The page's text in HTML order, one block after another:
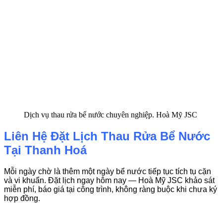
Dịch vụ thau rửa bể nước chuyên nghiệp. Hoà Mỹ JSC
Liên Hệ Đặt Lịch Thau Rửa Bể Nước
Tại Thanh Hoá
Mỗi ngày chờ là thêm một ngày bể nước tiếp tục tích tụ cặn
và vi khuẩn. Đặt lịch ngay hôm nay — Hoà Mỹ JSC khảo sát
miễn phí, báo giá tại công trình, không ràng buộc khi chưa ký
hợp đồng.